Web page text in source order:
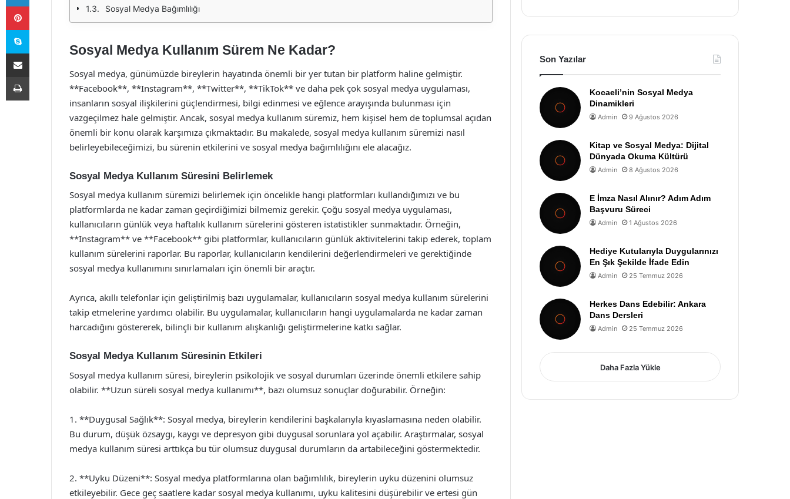
Sosyal Medya Bağımlılığı
Sosyal Medya Kullanım Sürem Ne Kadar?
Sosyal medya, günümüzde bireylerin hayatında önemli bir yer tutan bir platform haline gelmiştir.
**Facebook**, **Instagram**, **Twitter**, **TikTok** ve daha pek çok sosyal medya uygulaması,
insanların sosyal ilişkilerini güçlendirmesi, bilgi edinmesi ve eğlence arayışında bulunması için
vazgeçilmez hale gelmiştir. Ancak, sosyal medya kullanım süremiz, hem kişisel hem de toplumsal açıdan
önemli bir konu olarak karşımıza çıkmaktadır. Bu makalede, sosyal medya kullanım süremizi nasıl
belirleyebileceğimizi, bu sürenin etkilerini ve sosyal medya bağımlılığını ele alacağız.
Sosyal Medya Kullanım Süresini Belirlemek
Sosyal medya kullanım süremizi belirlemek için öncelikle hangi platformları kullandığımızı ve bu
platformlarda ne kadar zaman geçirdiğimizi bilmemiz gerekir. Çoğu sosyal medya uygulaması,
kullanıcıların günlük veya haftalık kullanım sürelerini gösteren istatistikler sunmaktadır. Örneğin,
**Instagram** ve **Facebook** gibi platformlar, kullanıcıların günlük aktivitelerini takip ederek, toplam
kullanım sürelerini raporlar. Bu raporlar, kullanıcıların kendilerini değerlendirmeleri ve gerektiğinde
sosyal medya kullanımını sınırlamaları için önemli bir araçtır.
Ayrıca, akıllı telefonlar için geliştirilmiş bazı uygulamalar, kullanıcıların sosyal medya kullanım sürelerini
takip etmelerine yardımcı olabilir. Bu uygulamalar, kullanıcıların hangi uygulamalarda ne kadar zaman
harcadığını göstererek, bilinçli bir kullanım alışkanlığı geliştirmelerine katkı sağlar.
Sosyal Medya Kullanım Süresinin Etkileri
Sosyal medya kullanım süresi, bireylerin psikolojik ve sosyal durumları üzerinde önemli etkilere sahip
olabilir. **Uzun süreli sosyal medya kullanımı**, bazı olumsuz sonuçlar doğurabilir. Örneğin:
1. **Duygusal Sağlık**: Sosyal medya, bireylerin kendilerini başkalarıyla kıyaslamasına neden olabilir.
Bu durum, düşük özsaygı, kaygı ve depresyon gibi duygusal sorunlara yol açabilir. Araştırmalar, sosyal
medya kullanım süresi arttıkça bu tür olumsuz duygusal durumların da artabileceğini göstermektedir.
2. **Uyku Düzeni**: Sosyal medya platformlarına olan bağımlılık, bireylerin uyku düzenini olumsuz
etkileyebilir. Gece geç saatlere kadar sosyal medya kullanımı, uyku kalitesini düşürebilir ve ertesi gün
Son Yazılar
Kocaeli’nin Sosyal Medya
Dinamikleri
Admin 9 Ağustos 2026
Kitap ve Sosyal Medya: Dijital
Dünyada Okuma Kültürü
Admin 8 Ağustos 2026
E İmza Nasıl Alınır? Adım Adım
Başvuru Süreci
Admin 1 Ağustos 2026
Hediye Kutularıyla Duygularınızı
En Şık Şekilde İfade Edin
Admin 25 Temmuz 2026
Herkes Dans Edebilir: Ankara
Dans Dersleri
Admin 25 Temmuz 2026
Daha Fazla Yükle
Pinterest
Skype
E-Posta ile paylaş